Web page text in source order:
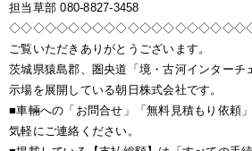
担当草部 080-8827-3458
ご覧いただきありがとうございます。
茨城県猿島郡、圏央道「境・古河インターチ
示場を展開している朝日株式会社です。
■車輛への「お問合せ」「無料見積もり依頼
気軽にご連絡ください。